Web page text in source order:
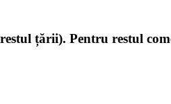
țării). Pentru restul